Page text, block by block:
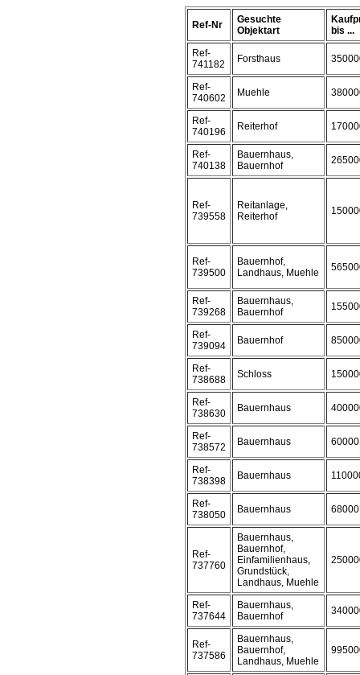
Ref-Nr
Gesuchte
Objektart
bis ...
Ref-
741182
Forsthaus
Ref-
740602
Muehle
Ref-
740196
Reiterhof
Ref-
740138
Bauernhaus,
Bauernhof
Ref-
739558
Reitanlage,
Reiterhof
Ref-
739500
Bauernhof,
Landhaus, Muehle
Ref-
739268
Bauernhaus,
Bauernhof
Ref-
739094
Bauernhof
Ref-
738688
Schloss
Ref-
738630
Bauernhaus
Ref-
738572
Bauernhaus 60000
Ref-
738398
Bauernhaus
Ref-
738050
Bauernhaus 68000
Ref-
737760
Bauernhaus,
Bauernhof,
Einfamilienhaus,
Grundstück,
Landhaus, Muehle
Ref-
737644
Bauernhaus,
Bauernhof
Ref-
737586
Bauernhaus,
Bauernhof,
Landhaus, Muehle